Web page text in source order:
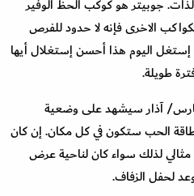
جوبيتر هو كوكب الحظ الوفير
الاخرى فإنه لا حدود للفرص
إستغل اليوم هذا أحسن إستغلال أيها
طويلة.
/آذار سيشهد على وضعية
طاقة الحب ستكون في كل مكان. إن كان
مثالي لذلك سواء كان لناحية عرض
لحفل الزفاف.